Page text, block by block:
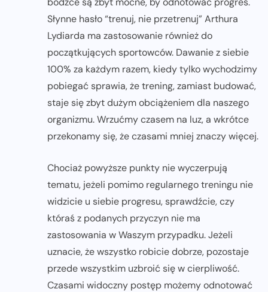
Słynne hasło “trenuj, nie przetrenuj” Arthura
Lydiarda ma zastosowanie również do
początkujących sportowców. Dawanie z siebie
100% za każdym razem, kiedy tylko wychodzimy
pobiegać sprawia, że trening, zamiast budować,
staje się zbyt dużym obciążeniem dla naszego
organizmu. Wrzućmy czasem na luz, a wkrótce
przekonamy się, że czasami mniej znaczy więcej.
Chociaż powyższe punkty nie wyczerpują
tematu, jeżeli pomimo regularnego treningu nie
widzicie u siebie progresu, sprawdźcie, czy
któraś z podanych przyczyn nie ma
zastosowania w Waszym przypadku. Jeżeli
uznacie, że wszystko robicie dobrze, pozostaje
przede wszystkim uzbroić się w cierpliwość.
Czasami widoczny postęp możemy odnotować